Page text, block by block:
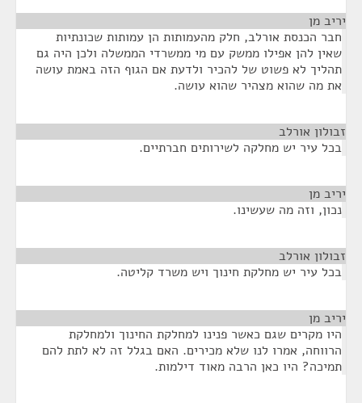
יריב מן
חבר הכנסת אורלב, חלק מהעמותות הן עמותות שכונתיות
שאין להן אפילו ממשק עם מי ממשרדי הממשלה ולכן היה גם
תהליך לא פשוט של להכיר ולדעת אם הגוף הזה באמת עושה
את מה שהוא מצהיר שהוא עושה.
זבולון אורלב
בכל עיר יש מחלקה לשירותים חברתיים.
יריב מן
נכון, וזה מה שעשינו.
זבולון אורלב
בכל עיר יש מחלקת חינוך ויש משרד קליטה.
יריב מן
היו מקרים שגם כאשר פנינו למחלקת החינוך ולמחלקת
הרווחה, אמרו לנו שלא מכירים. האם בגלל זה לא לתת להם
תמיכה? היו כאן הרבה מאוד דילמות.